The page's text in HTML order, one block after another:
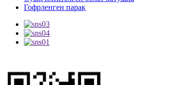
Гофрленген парақ